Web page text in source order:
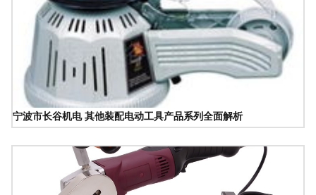
宁波市长谷机电 其他装配电动工具产品系列全面解析